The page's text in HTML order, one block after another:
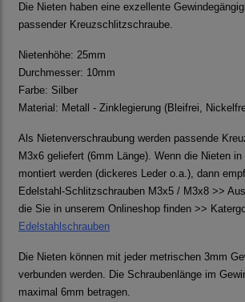
Die Nieten haben eine exzellente
passender Kreuzschlitzschraube.
Nietenhöhe: 25mm
Durchmesser: 10mm
Farbe: Silber
Material: Metall - Zinklegierung (Bleifrei,
Als Nietenverschraubung werden passende
M3x6 geliefert (6mm Länge). Wenn die Nieten in
montiert werden (dickeres Leder o.a.), dann
Edelstahl-Schlitzschrauben M3x5 / M3x8 >>
die Sie in unserem Onlineshop finden >>
Edelstahlschrauben
Die Nieten können mit jeder metrischen 3mm
verbunden werden. Die Schraubenlänge im
maximal 6mm betragen.